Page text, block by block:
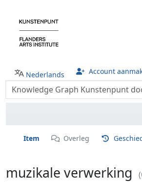
Nederlands Account
Item Overleg
muzikale verwerking